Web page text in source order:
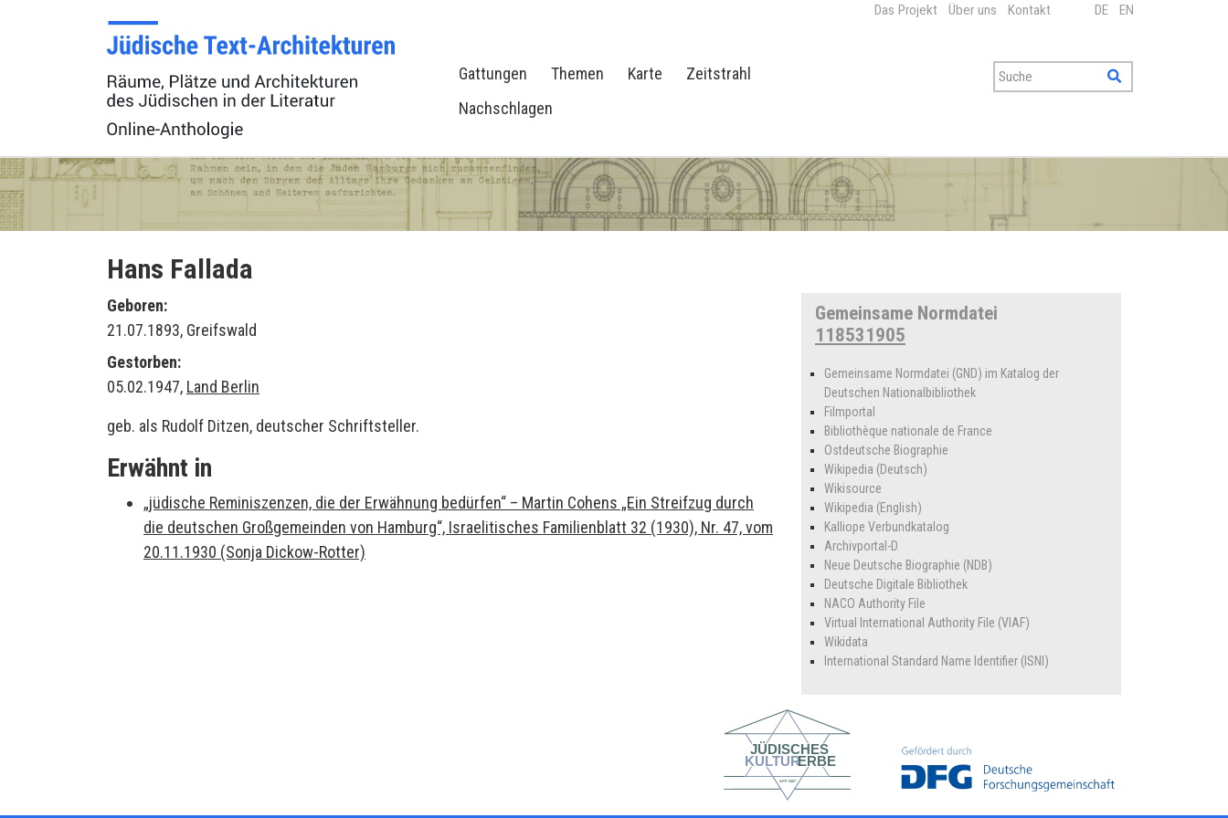
Das Projekt Über uns Kontakt DE EN
Gattungen Themen Karte
Zeitstrahl
Nachschlagen
Hans Fallada
Geboren:
21.07.1893, Greifswald
Gestorben:
05.02.1947, Land Berlin
geb. als Rudolf Ditzen, deutscher Schriftsteller.
Erwähnt in
„jüdische Reminiszenzen, die der Erwähnung bedürfen“ – Martin Cohens „Ein Streifzug durch
die deutschen Großgemeinden von Hamburg“, Israelitisches Familienblatt 32 (1930), Nr. 47, vom
20.11.1930 (Sonja Dickow-Rotter)
Gemeinsame Normdatei
118531905
Gemeinsame Normdatei (GND) im Katalog der
Deutschen Nationalbibliothek
Filmportal
Bibliothèque nationale de France
Ostdeutsche Biographie
Wikipedia (Deutsch)
Wikisource
Wikipedia (English)
Kalliope Verbundkatalog
Archivportal-D
Neue Deutsche Biographie (NDB)
Deutsche Digitale Bibliothek
NACO Authority File
Virtual International Authority File (VIAF)
Wikidata
International Standard Name Identifier (ISNI)